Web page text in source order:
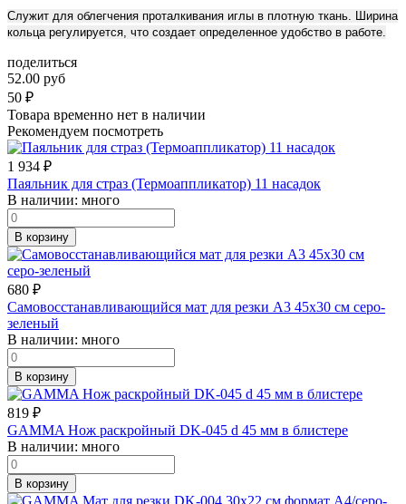
Служит для облегчения проталкивания иглы в плотную ткань. Ширина
кольца регулируется, что создает определенное удобство в работе.
поделиться
52.00 руб
50 ₽
Товара временно нет в наличии
Рекомендуем посмотреть
1 934 ₽
Паяльник для страз (Термоаппликатор) 11 насадок
В наличии: много
В корзину
680 ₽
Самовосстанавливающийся мат для резки А3 45х30 см серо-
зеленый
В наличии: много
В корзину
819 ₽
GAMMA Нож раскройный DK-045 d 45 мм в блистере
В наличии: много
В корзину